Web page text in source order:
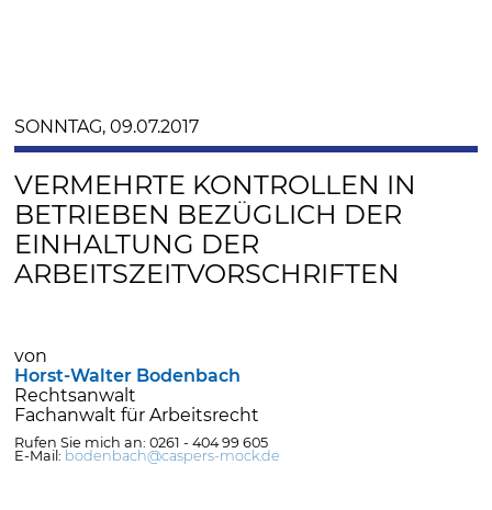
SONNTAG, 09.07.2017
VERMEHRTE KONTROLLEN IN
BETRIEBEN BEZÜGLICH DER
EINHALTUNG DER
ARBEITSZEITVORSCHRIFTEN
von
Horst-Walter Bodenbach
Rechtsanwalt
Fachanwalt für Arbeitsrecht
Rufen Sie mich an: 0261 - 404 99 605
E-Mail: bodenbach@caspers-mock.de